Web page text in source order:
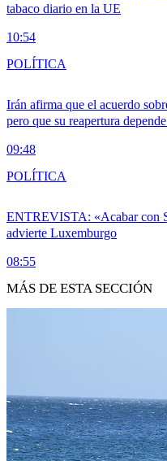
tabaco diario en la UE
10:54
Irán afirma que el acuerdo
pero que su reapertura
09:48
POLÍTICA
ENTREVISTA: «Acabar con
advierte Luxemburgo
08:55
POLÍTICA
MÁS DE ESTA SECCIÓN